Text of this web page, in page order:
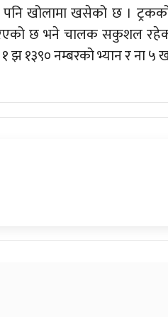
खोलामा खसेको छ ।
छ भने चालक सकुशल
१ झ १३९० नम्बरको भ्यान र ना